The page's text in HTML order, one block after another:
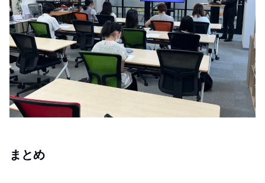
まとめ